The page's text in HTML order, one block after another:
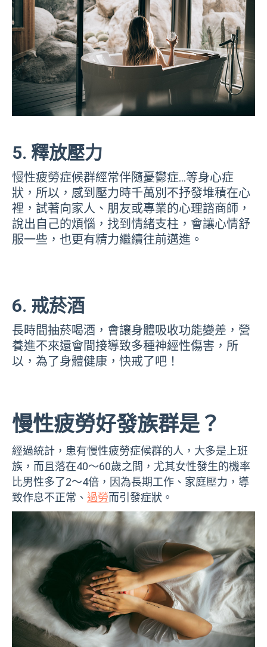
5. 釋放壓力
慢性疲勞症候群經常伴隨憂鬱症…等身心症
狀，所以，感到壓力時千萬別不抒發堆積在心
裡，試著向家人、朋友或專業的心理諮商師，
說出自己的煩惱，找到情緒支柱，會讓心情舒
服一些，也更有精力繼續往前邁進。
6. 戒菸酒
長時間抽菸喝酒，會讓身體吸收功能變差，營
養進不來還會間接導致多種神經性傷害，所
以，為了身體健康，快戒了吧！
慢性疲勞好發族群是？
經過統計，患有慢性疲勞症候群的人，大多是上班
族，而且落在40～60歲之間，尤其女性發生的機率
比男性多了2～4倍，因為長期工作、家庭壓力，導
致作息不正常、 過勞而引發症狀。